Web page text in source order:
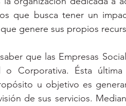
que busca tener un
genere sus propios
que las Empresas
o Corporativa. Ésta
u objetivo es
de sus servicios.